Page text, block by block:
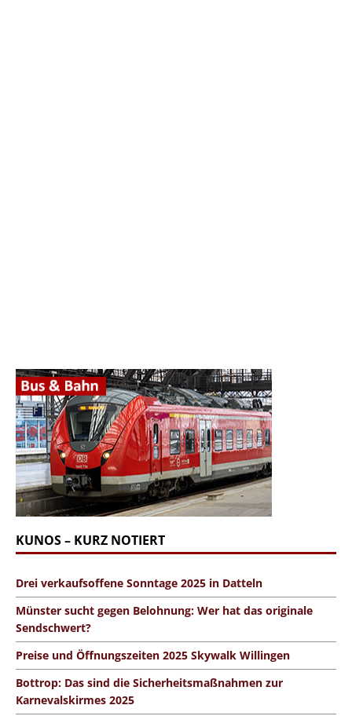
KUNOS – KURZ NOTIERT
Drei verkaufsoffene Sonntage 2025 in Datteln
Münster sucht gegen Belohnung: Wer hat das originale
Sendschwert?
Preise und Öffnungszeiten 2025 Skywalk Willingen
Bottrop: Das sind die Sicherheitsmaßnahmen zur
Karnevalskirmes 2025